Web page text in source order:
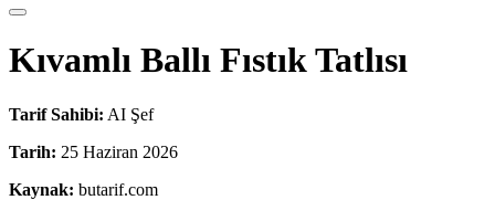
Kıvamlı Ballı Fıstık Tatlısı
Tarif Sahibi: AI Şef
Tarih: 25 Haziran 2026
Kaynak: butarif.com